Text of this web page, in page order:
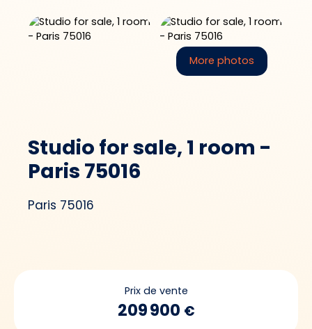
More photos
Studio for sale, 1 room -
Paris 75016
Paris 75016
Prix de vente
209 900 €